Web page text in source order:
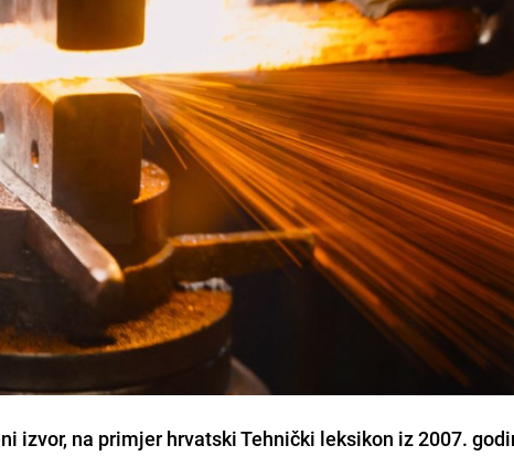
izvor, na primjer hrvatski Tehnički leksikon iz 2007.